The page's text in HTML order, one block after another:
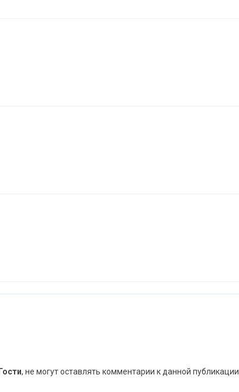
Гости, не могут оставлять комментарии к данной публикации.